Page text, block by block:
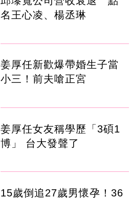
名王心凌、楊丞琳
姜厚任新歡爆帶婚生子當
小三！前夫嗆正宮
姜厚任女友稱學歷「3碩1
博」 台大發聲了
15歲倒追27歲男懷孕！36